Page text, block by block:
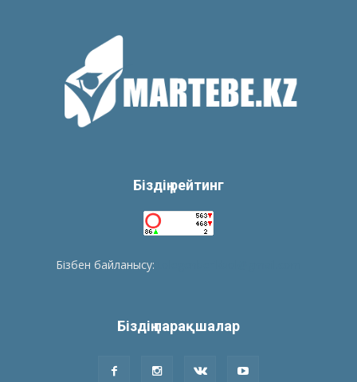
Біздің рейтинг
Бізбен байланысу:
Біздің парақшалар